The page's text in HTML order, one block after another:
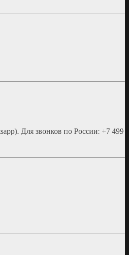
Для звонков по России: +7 499